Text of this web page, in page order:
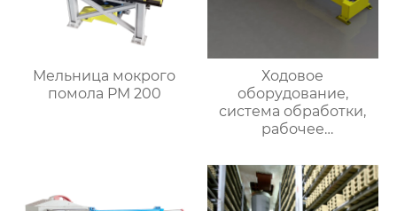
Мельница мокрого
помола PM 200
Ходовое
оборудование,
система обработки,
рабочее
тележек